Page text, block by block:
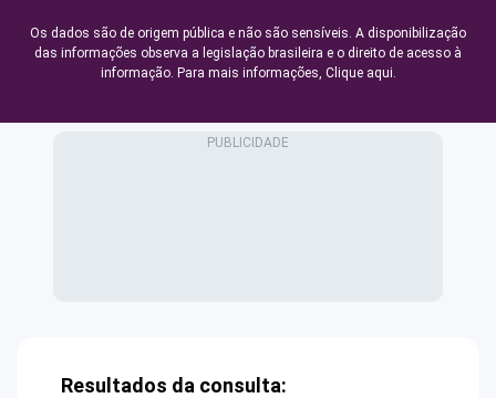
Os dados são de origem pública e não são sensíveis. A disponibilização
das informações observa a legislação brasileira e o direito de acesso à
informação. Para mais informações, Clique aqui.
Resultados da consulta: